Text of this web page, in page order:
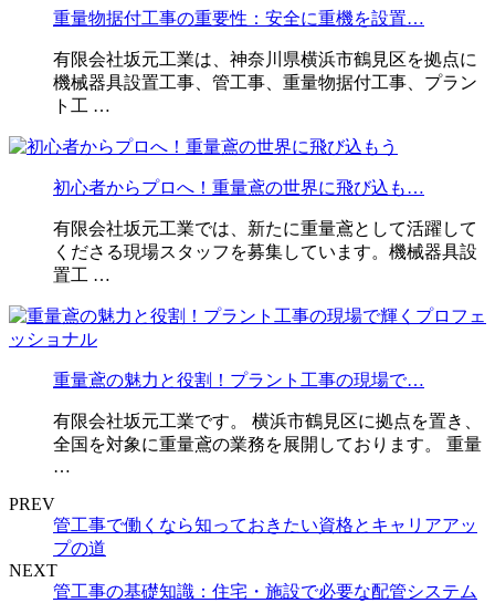
重量物据付工事の重要性：安全に重機を設置…
有限会社坂元工業は、神奈川県横浜市鶴見区を拠点に
機械器具設置工事、管工事、重量物据付工事、プラン
ト工 …
初心者からプロへ！重量鳶の世界に飛び込も…
有限会社坂元工業では、新たに重量鳶として活躍して
くださる現場スタッフを募集しています。機械器具設
置工 …
重量鳶の魅力と役割！プラント工事の現場で…
有限会社坂元工業です。 横浜市鶴見区に拠点を置き、
全国を対象に重量鳶の業務を展開しております。 重量
…
PREV
管工事で働くなら知っておきたい資格とキャリアアッ
プの道
NEXT
管工事の基礎知識：住宅・施設で必要な配管システム